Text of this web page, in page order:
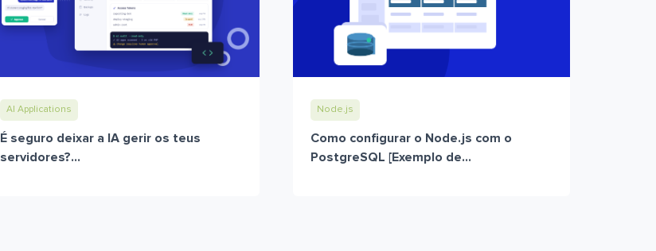
AI Applications
É seguro deixar a IA gerir os teus
servidores?...
Node.js
Como configurar o Node.js com o
PostgreSQL [Exemplo de...